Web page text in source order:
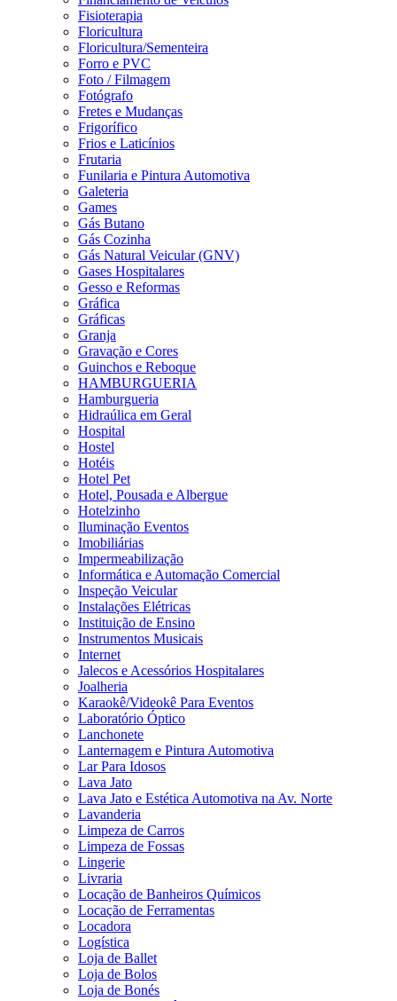
Fisioterapia
Floricultura
Floricultura/Sementeira
Forro e PVC
Foto / Filmagem
Fotógrafo
Fretes e Mudanças
Frigorífico
Frios e Laticínios
Frutaria
Funilaria e Pintura Automotiva
Galeteria
Games
Gás Butano
Gás Cozinha
Gás Natural Veicular (GNV)
Gases Hospitalares
Gesso e Reformas
Gráfica
Gráficas
Granja
Gravação e Cores
Guinchos e Reboque
HAMBURGUERIA
Hamburgueria
Hidraúlica em Geral
Hospital
Hostel
Hotéis
Hotel Pet
Hotel, Pousada e Albergue
Hotelzinho
Iluminação Eventos
Imobiliárias
Impermeabilização
Informática e Automação Comercial
Inspeção Veicular
Instalações Elétricas
Instituição de Ensino
Instrumentos Musicais
Internet
Jalecos e Acessórios Hospitalares
Joalheria
Karaokê/Videokê Para Eventos
Laboratório Óptico
Lanchonete
Lanternagem e Pintura Automotiva
Lar Para Idosos
Lava Jato
Lava Jato e Estética Automotiva na Av. Norte
Lavanderia
Limpeza de Carros
Limpeza de Fossas
Lingerie
Livraria
Locação de Banheiros Químicos
Locação de Ferramentas
Locadora
Logística
Loja de Ballet
Loja de Bolos
Loja de Bonés